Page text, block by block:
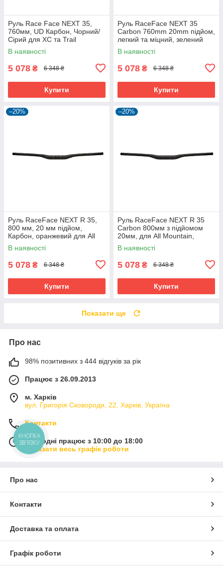
Руль Race Face NEXT 35,
760мм, UD Карбон, Чорний/
Сірий для XC та Trail
В наявності
5 078 ₴ 6 348 ₴
Купити
Руль RaceFace NEXT 35
Carbon 760mm 20mm підйом,
легкий та міцний, зелений
В наявності
5 078 ₴ 6 348 ₴
Купити
–20%
Руль RaceFace NEXT R 35,
800 мм, 20 мм підйом,
Карбон, оранжевий для All
Mountain
В наявності
5 078 ₴ 6 348 ₴
Купити
–20%
Руль RaceFace NEXT R 35
Carbon 800мм з підйомом
20мм, для All Mountain,
червоний
В наявності
5 078 ₴ 6 348 ₴
Купити
Показати ще
Про нас
98% позитивних з 444 відгуків за рік
Працює з 26.09.2013
м. Харків
вул. Григорія Сковороди, 22, Харків, Україна
Контакти
Сьогодні працює з 10:00 до 18:00
Показати весь графік роботи
Про нас
Контакти
Доставка та оплата
Графік роботи
КНОПКА
ЗВ'ЯЗКУ